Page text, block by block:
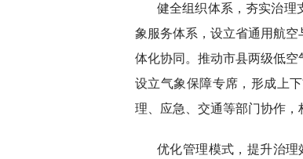
健全组织体系，夯实治理
象服务体系，设立省通用航
体化协同。推动市县两级低
设立气象保障专席，形成上
理、应急、交通等部门协作，
优化管理模式，提升治理